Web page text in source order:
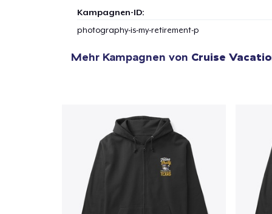
Kampagnen-ID:
photography-is-my-retirement-p
Mehr Kampagnen von Cruise